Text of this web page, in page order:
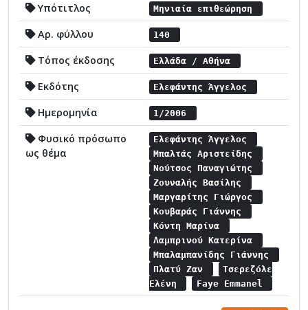
Υπότιτλος Μηνιαία επιθεώρηση
Αρ. φύλλου 140
Τόπος έκδοσης Ελλάδα / Αθήνα
Εκδότης Ελεφάντης Άγγελος
Ημερομηνία 1/2006
Φυσικό πρόσωπο
ως θέμα
Ελεφάντης Άγγελος
Μπαλτάς Αριστείδης
Νούτσος Παναγιώτης
Ζουναλής Βασίλης
Μαργαρίτης Γιώργος
Κουβαράς Γιάννης
Κόντη Μαρίνα
Λαμπρινού Κατερίνα
Μπαλαμπανίδης Γιάννης
Πλατύ Ζαν
Τσερεζόλε
Ελένη
Faye Emmanel